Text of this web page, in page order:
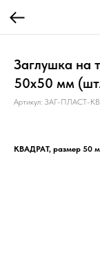
Заглушка на
50х50 мм
Артикул: ЗАГ-ПЛАСТ-
КВАДРАТ, размер 50